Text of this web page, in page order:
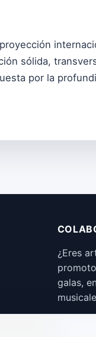
sólida,
por la
¿Eres
galas,